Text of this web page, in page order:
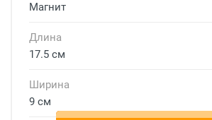
Магнит
Длина
17.5 см
Ширина
9 см